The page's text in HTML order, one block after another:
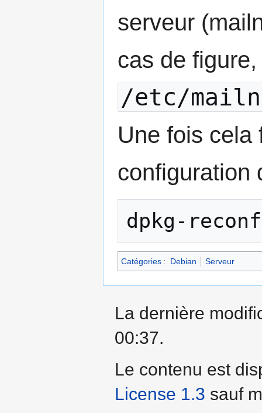
serveur
cas de
/etc/
Une fois cela
configuration
Catégories : Debian Serveur
La dernière
00:37.
Le contenu est
License 1.3 sauf